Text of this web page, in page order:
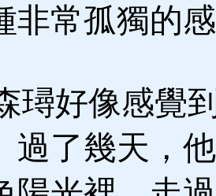
非常孤獨的
好像感覺
過了幾天，